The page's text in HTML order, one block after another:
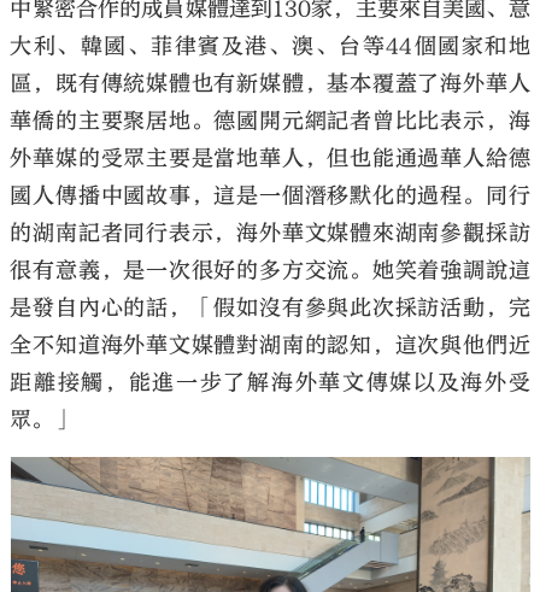
中緊密合作的成員媒體達到130家，主要來自美國、意
大利、韓國、菲律賓及港、澳、台等44個國家和地
區，既有傳統媒體也有新媒體，基本覆蓋了海外華人
華僑的主要聚居地。德國開元網記者曾比比表示，海
外華媒的受眾主要是當地華人，但也能通過華人給德
國人傳播中國故事，這是一個潛移默化的過程。同行
的湖南記者同行表示，海外華文媒體來湖南參觀採訪
很有意義，是一次很好的多方交流。她笑着強調說這
是發自內心的話，「假如沒有參與此次採訪活動，完
全不知道海外華文媒體對湖南的認知，這次與他們近
距離接觸，能進一步了解海外華文傳媒以及海外受
眾。」